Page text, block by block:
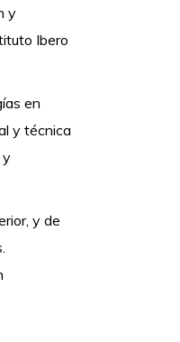
y
Ibero
en
y técnica
y
y de